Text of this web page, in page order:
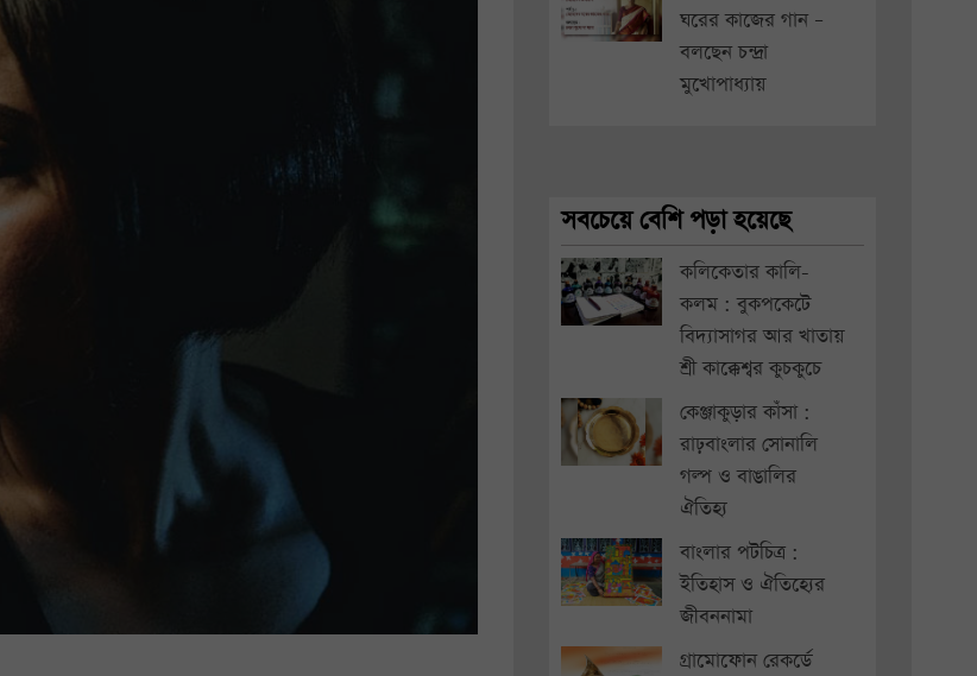
ঘরের কাজের গান –
বলছেন চন্দ্রা
মুখোপাধ্যায়
সবচেয়ে বেশি পড়া হয়েছে
কলিকেতার কালি-
কলম : বুকপকেটে
বিদ্যাসাগর আর খাতায়
শ্রী কাক্কেশ্বর কুচকুচে
কেঞ্জাকুড়ার কাঁসা :
রাঢ়বাংলার সোনালি
গল্প ও বাঙালির
ঐতিহ্য
বাংলার পটচিত্র :
ইতিহাস ও ঐতিহ্যের
জীবননামা
গ্রামোফোন রেকর্ডে